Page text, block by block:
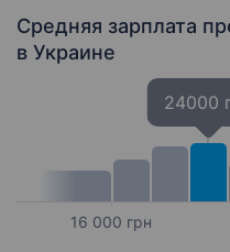
Средняя зарплата
в Украине
16 000 грн
24000